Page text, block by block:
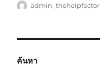
ผู้
admin_thehelpfactor
ค้นหา